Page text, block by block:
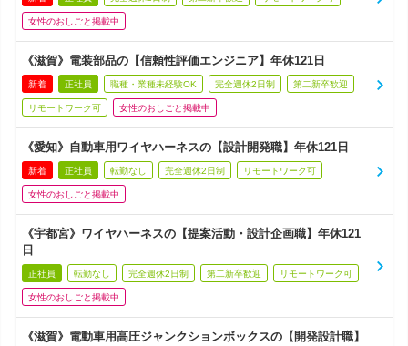
女性のおしごと掲載中
《滋賀》電装部品の【信頼性評価エンジニア】年休121日
新着 正社員 職種・業種未経験OK 完全週休2日制 第二新卒歓迎
リモートワーク可 女性のおしごと掲載中
《愛知》自動車用ワイヤハーネスの【設計開発職】年休121日
新着 正社員 転勤なし 完全週休2日制 リモートワーク可
女性のおしごと掲載中
《宇都宮》ワイヤハーネスの【提案活動・設計企画職】年休121
日
正社員 転勤なし 完全週休2日制 第二新卒歓迎 リモートワーク可
女性のおしごと掲載中
《滋賀》電動車用高圧ジャンクションボックスの【開発設計職】